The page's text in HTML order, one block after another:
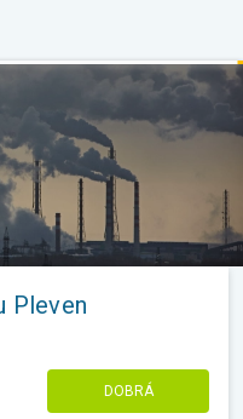
Pleven
DOBRÁ